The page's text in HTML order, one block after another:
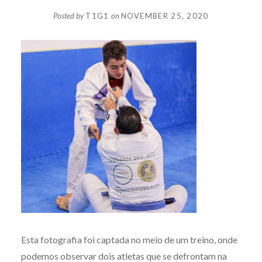
Posted byT1G1 onNOVEMBER 25, 2020
Esta fotografia foi captada no meio de um treino, onde
podemos observar dois atletas que se defrontam na